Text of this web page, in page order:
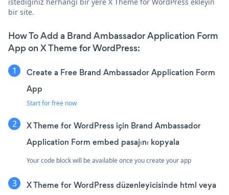
bir site.
How To Add a Brand Ambassador Application Form
App on X Theme for WordPress:
Create a Free Brand Ambassador Application Form
App
Start for free now
X Theme for WordPress için Brand Ambassador
Application Form embed pasajını kopyala
Your code block will be available once you create your app
X Theme for WordPress düzenleyicisinde html veya